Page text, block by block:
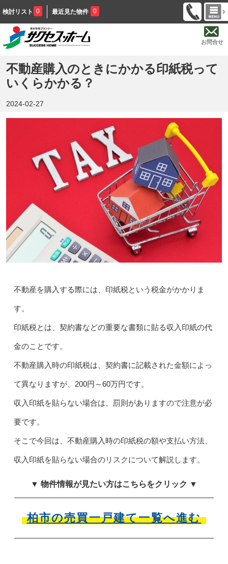
検討リスト 0 最近見た物件 0
お問合せ
不動産購入のときにかかる印紙税って
いくらかかる？
2024-02-27
不動産を購入する際には、印紙税という税金がかかりま
す。
印紙税とは、契約書などの重要な書類に貼る収入印紙の代
金のことです。
不動産購入時の印紙税は、契約書に記載された金額によっ
て異なりますが、200円～60万円です。
収入印紙を貼らない場合は、罰則がありますので注意が必
要です。
そこで今回は、不動産購入時の印紙税の額や支払い方法、
収入印紙を貼らない場合のリスクについて解説します。
▼ 物件情報が見たい方はこちらをクリック ▼
柏市の売買一戸建て一覧へ進む